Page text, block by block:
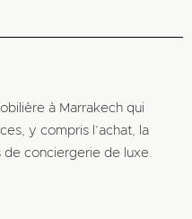
à Marrakech qui
y compris l’achat, la
de conciergerie de luxe.